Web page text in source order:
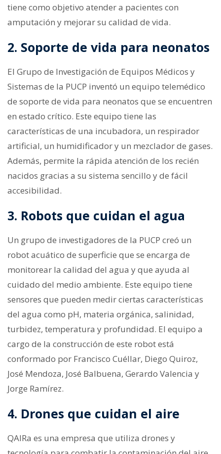
tiene como objetivo atender a pacientes con
amputación y mejorar su calidad de vida.
2. Soporte de vida para neonatos
El Grupo de Investigación de Equipos Médicos y
Sistemas de la PUCP inventó un equipo telemédico
de soporte de vida para neonatos que se encuentren
en estado crítico. Este equipo tiene las
características de una incubadora, un respirador
artificial, un humidificador y un mezclador de gases.
Además, permite la rápida atención de los recién
nacidos gracias a su sistema sencillo y de fácil
accesibilidad.
3. Robots que cuidan el agua
Un grupo de investigadores de la PUCP creó un
robot acuático de superficie que se encarga de
monitorear la calidad del agua y que ayuda al
cuidado del medio ambiente. Este equipo tiene
sensores que pueden medir ciertas características
del agua como pH, materia orgánica, salinidad,
turbidez, temperatura y profundidad. El equipo a
cargo de la construcción de este robot está
conformado por Francisco Cuéllar, Diego Quiroz,
José Mendoza, José Balbuena, Gerardo Valencia y
Jorge Ramírez.
4. Drones que cuidan el aire
QAIRa es una empresa que utiliza drones y